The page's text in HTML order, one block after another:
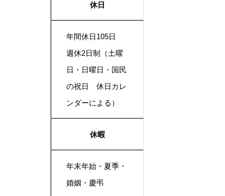
休日
年間休日105日
週休2日制（土曜
日・日曜日・国民
の祝日 休日カレ
ンダーによる）
休暇
年末年始・夏季・
婚姻・慶弔